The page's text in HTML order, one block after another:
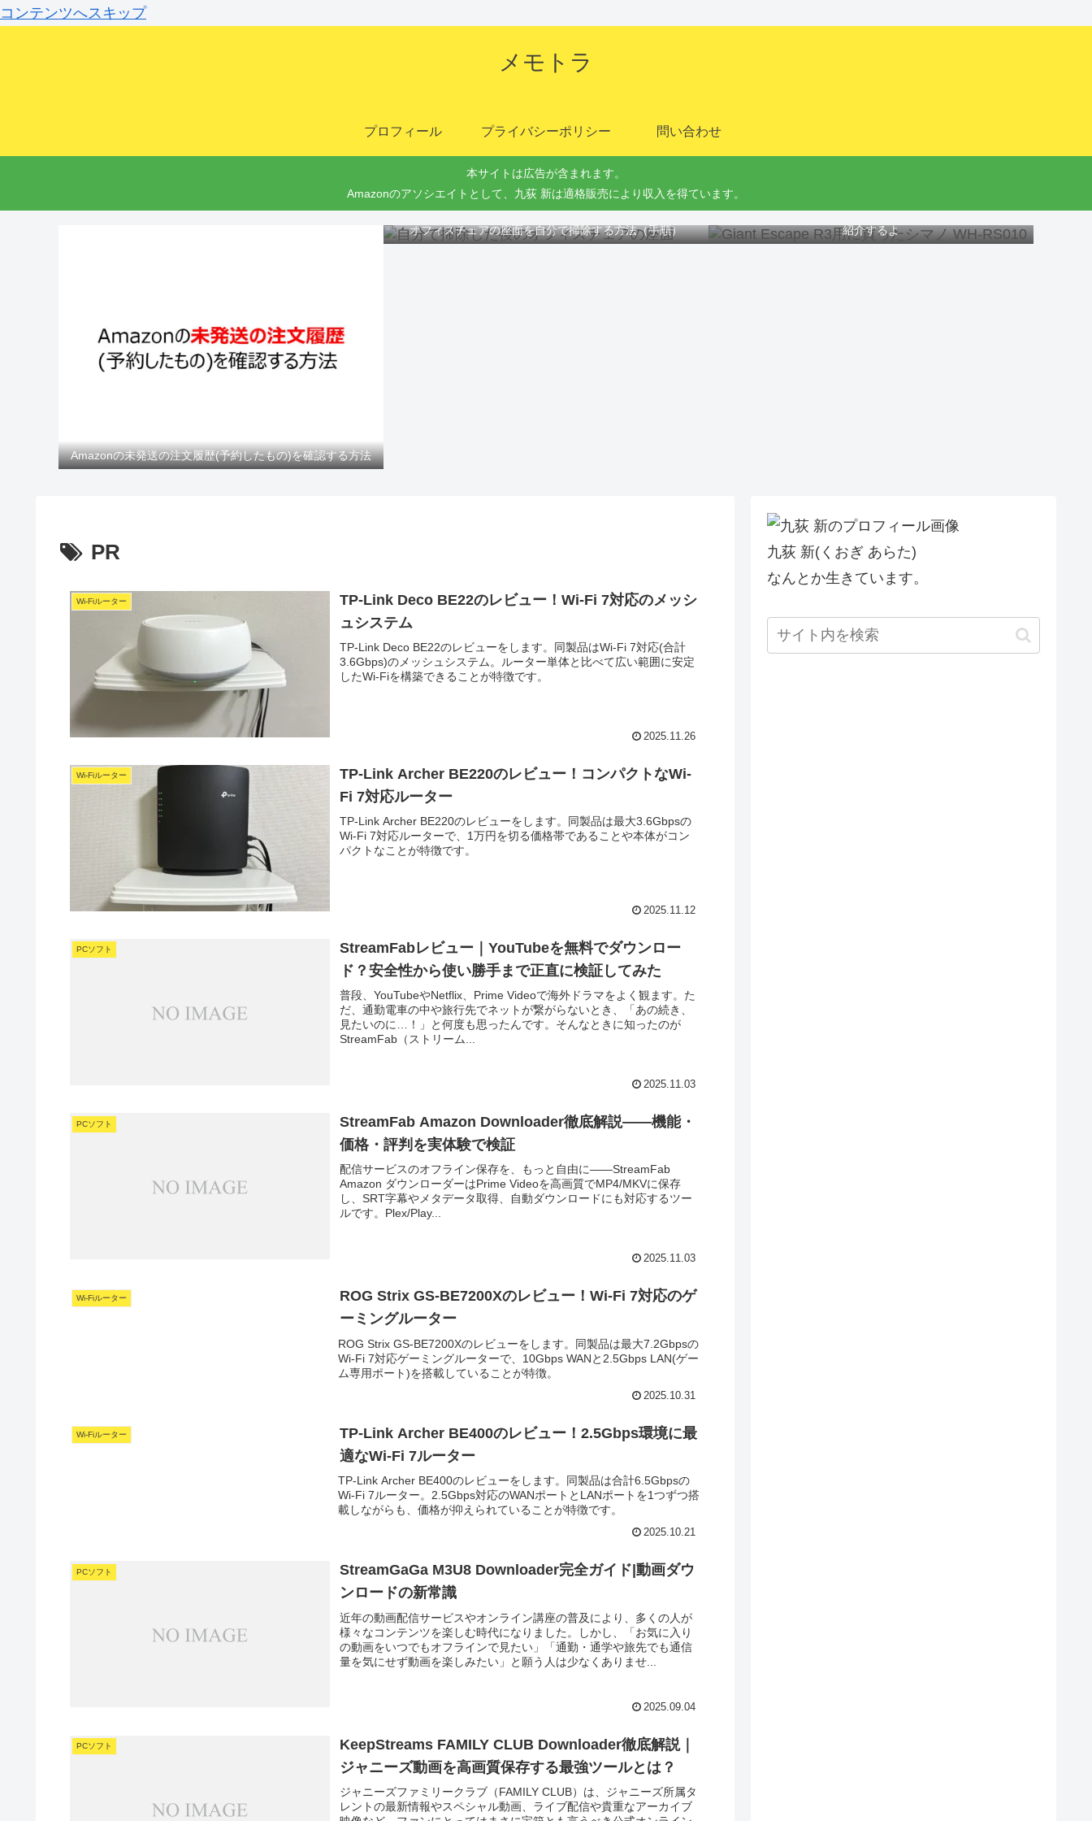
コンテンツへスキップ
メモトラ
プロフィール プライバシーポリシー 問い合わせ
本サイトは広告が含まれます。
Amazonのアソシエイトとして、九荻 新は適格販売により収入を得ています。
Amazonの未発送の注文履歴(予約したもの)を確認する方法
オフィスチェアの座面を自分で掃除する方法（手順）
紹介するよ
PR
Wi-Fiルーター
TP-Link Deco BE22のレビュー！Wi-Fi 7対応のメッシ
ュシステム
TP-Link Deco BE22のレビューをします。同製品はWi-Fi 7対応(合計
3.6Gbps)のメッシュシステム。ルーター単体と比べて広い範囲に安定
したWi-Fiを構築できることが特徴です。
2025.11.26
Wi-Fiルーター
TP-Link Archer BE220のレビュー！コンパクトなWi-
Fi 7対応ルーター
TP-Link Archer BE220のレビューをします。同製品は最大3.6Gbpsの
Wi-Fi 7対応ルーターで、1万円を切る価格帯であることや本体がコン
パクトなことが特徴です。
2025.11.12
PCソフト
StreamFabレビュー｜YouTubeを無料でダウンロー
ド？安全性から使い勝手まで正直に検証してみた
普段、YouTubeやNetflix、Prime Videoで海外ドラマをよく観ます。た
だ、通勤電車の中や旅行先でネットが繋がらないとき、「あの続き、
見たいのに…！」と何度も思ったんです。そんなときに知ったのが
StreamFab（ストリーム...
2025.11.03
PCソフト
StreamFab Amazon Downloader徹底解説――機能・
価格・評判を実体験で検証
配信サービスのオフライン保存を、もっと自由に――StreamFab
Amazon ダウンローダーはPrime Videoを高画質でMP4/MKVに保存
し、SRT字幕やメタデータ取得、自動ダウンロードにも対応するツー
ルです。Plex/Play...
2025.11.03
Wi-Fiルーター
ROG Strix GS-BE7200Xのレビュー！Wi-Fi 7対応のゲ
ーミングルーター
ROG Strix GS-BE7200Xのレビューをします。同製品は最大7.2Gbpsの
Wi-Fi 7対応ゲーミングルーターで、10Gbps WANと2.5Gbps LAN(ゲー
ム専用ポート)を搭載していることが特徴。
2025.10.31
Wi-Fiルーター
TP-Link Archer BE400のレビュー！2.5Gbps環境に最
適なWi-Fi 7ルーター
TP-Link Archer BE400のレビューをします。同製品は合計6.5Gbpsの
Wi-Fi 7ルーター。2.5Gbps対応のWANポートとLANポートを1つずつ搭
載しながらも、価格が抑えられていることが特徴です。
2025.10.21
PCソフト
StreamGaGa M3U8 Downloader完全ガイド|動画ダウ
ンロードの新常識
近年の動画配信サービスやオンライン講座の普及により、多くの人が
様々なコンテンツを楽しむ時代になりました。しかし、「お気に入り
の動画をいつでもオフラインで見たい」「通勤・通学や旅先でも通信
量を気にせず動画を楽しみたい」と願う人は少なくありませ...
2025.09.04
PCソフト
KeepStreams FAMILY CLUB Downloader徹底解説｜
ジャニーズ動画を高画質保存する最強ツールとは？
ジャニーズファミリークラブ（FAMILY CLUB）は、ジャニーズ所属タ
レントの最新情報やスペシャル動画、ライブ配信や貴重なアーカイブ
九荻 新(くおぎ あらた)
なんとか生きています。